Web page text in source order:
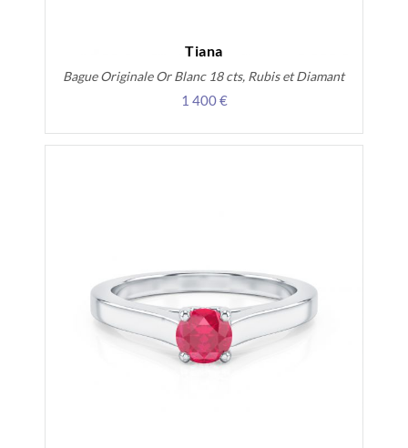
Tiana
Bague Originale Or Blanc 18 cts, Rubis et Diamant
1 400 €